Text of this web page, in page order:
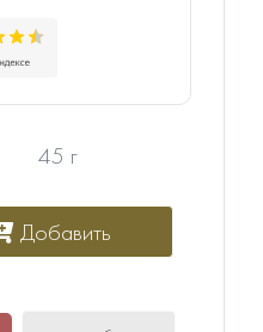
45 г
Добавить